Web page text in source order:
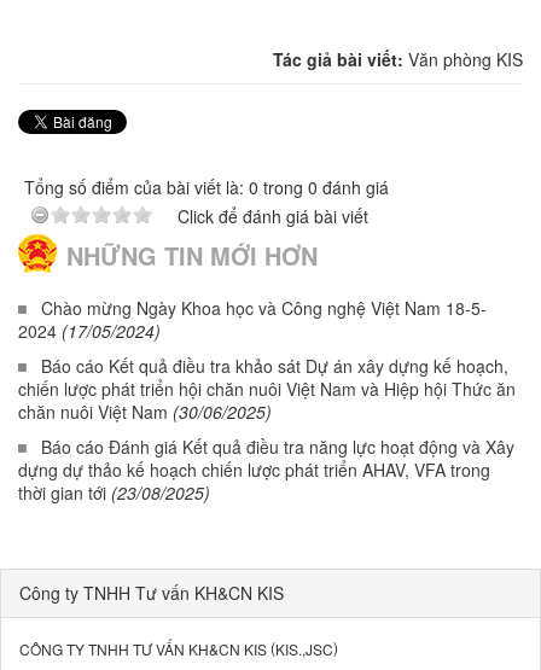
Tác giả bài viết: Văn phòng KIS
Tổng số điểm của bài viết là: 0 trong 0 đánh giá
Click để đánh giá bài viết
NHỮNG TIN MỚI HƠN
Chào mừng Ngày Khoa học và Công nghệ Việt Nam 18-5-
2024 (17/05/2024)
Báo cáo Kết quả điều tra khảo sát Dự án xây dựng kế hoạch,
chiến lược phát triển hội chăn nuôi Việt Nam và Hiệp hội Thức ăn
chăn nuôi Việt Nam (30/06/2025)
Báo cáo Đánh giá Kết quả điều tra năng lực hoạt động và Xây
dựng dự thảo kế hoạch chiến lược phát triển AHAV, VFA trong
thời gian tới (23/08/2025)
Công ty TNHH Tư vấn KH&CN KIS
CÔNG TY TNHH TƯ VẤN KH&CN KIS (KIS.,JSC)